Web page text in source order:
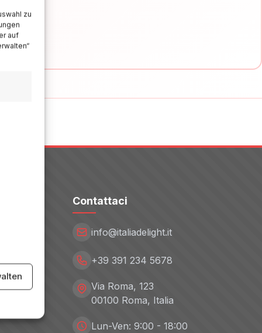
zu
auf
Contattaci
info@italiadelight.it
+39 391 234 5678
Via Roma, 123
00100 Roma, Italia
Lun-Ven: 9:00 - 18:00